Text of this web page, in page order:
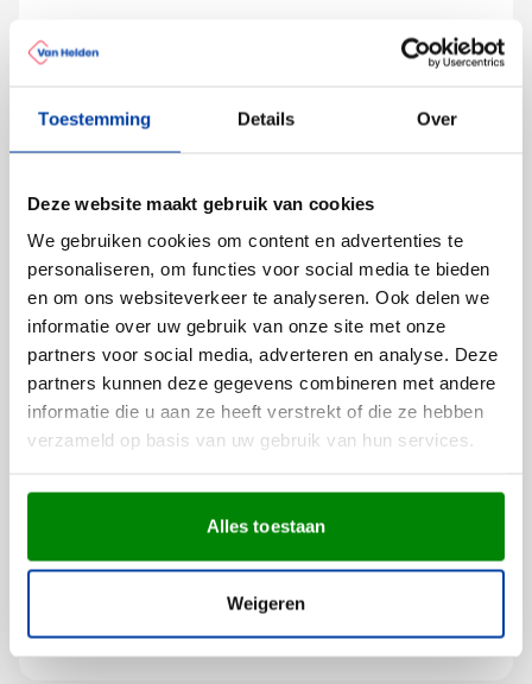
Toestemming Details Over
Deze website maakt gebruik van cookies
We gebruiken cookies om content en advertenties te
personaliseren, om functies voor social media te bieden
en om ons websiteverkeer te analyseren. Ook delen we
informatie over uw gebruik van onze site met onze
partners voor social media, adverteren en analyse. Deze
partners kunnen deze gegevens combineren met andere
informatie die u aan ze heeft verstrekt of die ze hebben
verzameld op basis van uw gebruik van hun services.
Alles toestaan
Weigeren
Onze expert graveurs zorgen ervoor dat jouw logo
perfect tot zijn recht komt op het roestvrij stalen
stijlvol geschenk.
gegraveerde BBQ tang
Wil je zien hoe jouw logo eruit ziet op deze barbecue
tang? Vraag een gratis digitaal voorbeeld aan voordat
je bestelt. Zo kom je niet voor verrassingen te staan.
Binnen 24 uur ontvang je een ontwerp en na
goedkeuring kunnen we jouw bestelling binnen 5-7
werkdagen leveren. Neem contact met ons op voor
meer informatie of speciale wensen!
Lees meer
Specificaties
Productnummer
6538
87 gram
Merk
IMPRESSION
33.3 cm x 3.5 cm x 2.7
cm (l x b x h)